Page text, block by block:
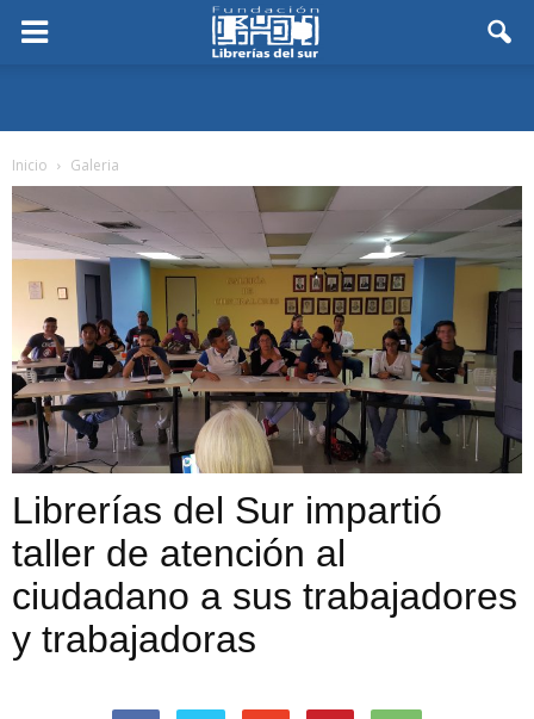
Inicio Galeria
Librerías del Sur impartió
taller de atención al
ciudadano a sus trabajadores
y trabajadoras